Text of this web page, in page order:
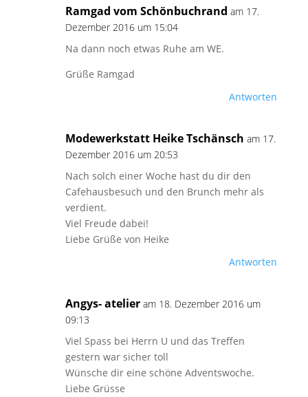
Ramgad vom Schönbuchrand am 17.
Dezember 2016 um 15:04
Na dann noch etwas Ruhe am WE.
Grüße Ramgad
Antworten
Modewerkstatt Heike Tschänsch am 17.
Dezember 2016 um 20:53
Nach solch einer Woche hast du dir den
Cafehausbesuch und den Brunch mehr als
verdient.
Viel Freude dabei!
Liebe Grüße von Heike
Antworten
Angys- atelier am 18. Dezember 2016 um
09:13
Viel Spass bei Herrn U und das Treffen
gestern war sicher toll
Wünsche dir eine schöne Adventswoche.
Liebe Grüsse